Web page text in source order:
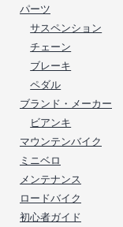
パーツ
サスペンション
チェーン
ブレーキ
ペダル
ブランド・メーカー
ビアンキ
マウンテンバイク
ミニベロ
メンテナンス
ロードバイク
初心者ガイド